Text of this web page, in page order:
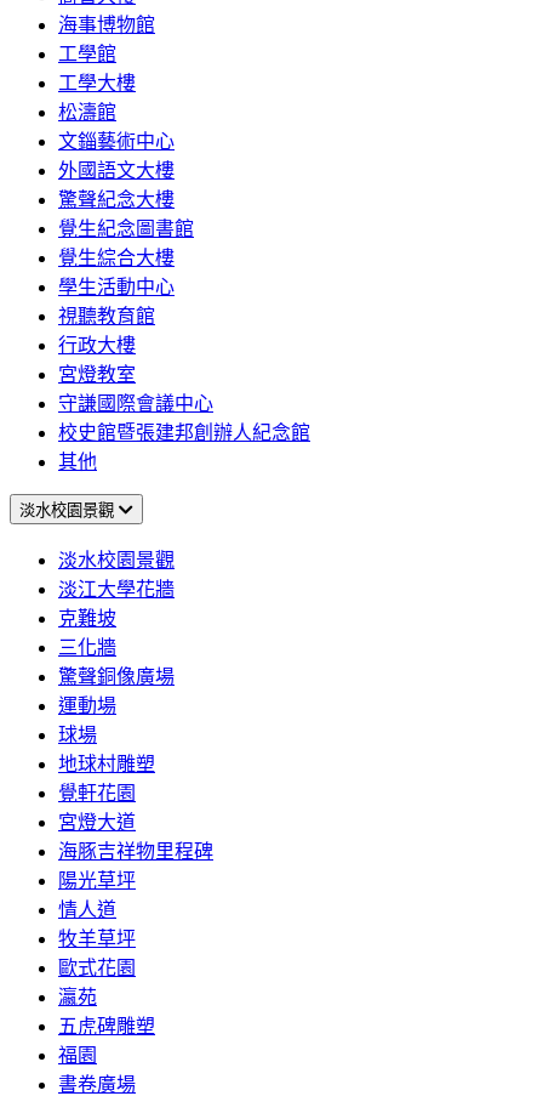
海事博物館
工學館
工學大樓
松濤館
文錙藝術中心
外國語文大樓
驚聲紀念大樓
覺生紀念圖書館
覺生綜合大樓
學生活動中心
視聽教育館
行政大樓
宮燈教室
守謙國際會議中心
校史館暨張建邦創辦人紀念館
其他
淡水校園景觀
淡水校園景觀
淡江大學花牆
克難坡
三化牆
驚聲銅像廣場
運動場
球場
地球村雕塑
覺軒花園
宮燈大道
海豚吉祥物里程碑
陽光草坪
情人道
牧羊草坪
歐式花園
瀛苑
五虎碑雕塑
福園
書卷廣場